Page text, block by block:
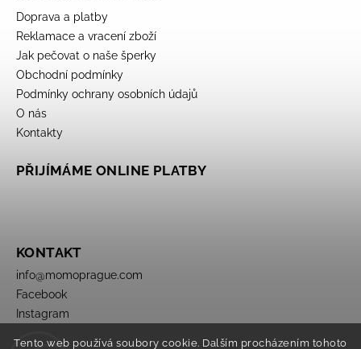
Tento web používá soubory cookie. Dalším procházením tohoto
Doprava a platby
Reklamace a vracení zboží
Jak pečovat o naše šperky
Obchodní podmínky
Podmínky ochrany osobních údajů
O nás
Kontakty
PŘIJÍMÁME ONLINE PLATBY
KONTAKT
info@momoprague.com
Facebook
Instagram